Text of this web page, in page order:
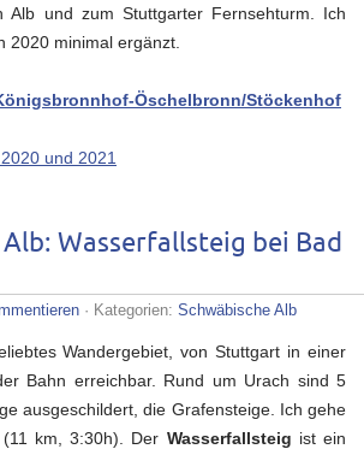
Alb und zum Stuttgarter Fernsehturm. Ich
2020 minimal ergänzt.
Öschelbronn/Stöckenhof
und 2021
Alb: Wasserfallsteig bei Bad
· Kategorien: Schwäbische Alb
Wandergebiet, von Stuttgart in einer
Bahn erreichbar. Rund um Urach sind 5
ausgeschildert, die Grafensteige. Ich gehe
km, 3:30h). Der Wasserfallsteig ist ein